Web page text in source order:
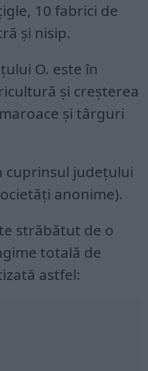
10 fabrici de
și nisip.
O. este în
și creșterea
și târguri
cuprinsul județului
anonime).
străbătut de o
totală de
astfel: